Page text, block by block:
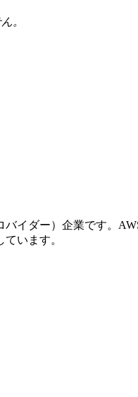
。
イダー）企業です。
います。